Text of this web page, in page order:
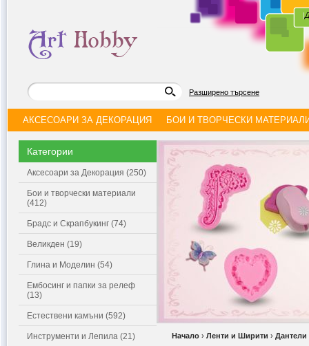
|
Разширено търсене
АКСЕСОАРИ ЗА ДЕКОРАЦИЯ БОИ И ТВОРЧЕСКИ
Категории
Аксесоари за Декорация (250)
Бои и творчески материали
(412)
Брадс и Скрапбукинг (74)
Великден (19)
Глина и Моделин (54)
Ембосинг и папки за релеф
(13)
Естествени камъни (592)
Инструменти и Лепила (21) Начало › Ленти и Ширити › Дантели